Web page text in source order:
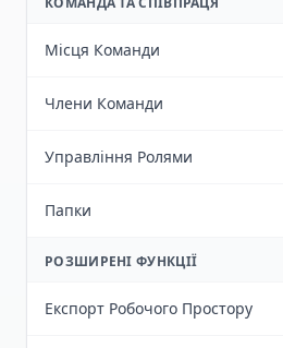
Місця Команди
Члени Команди
Управління Ролями
Папки
РОЗШИРЕНІ ФУНКЦІЇ
Експорт Робочого Простору